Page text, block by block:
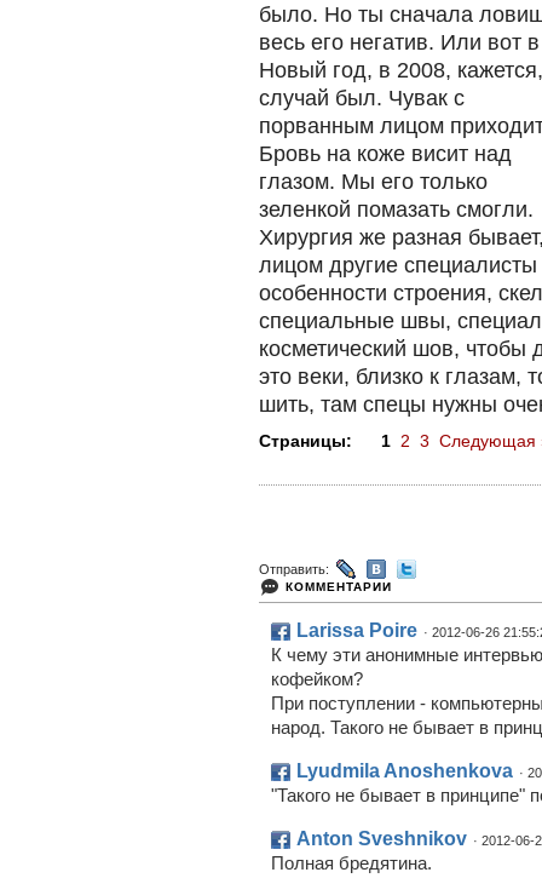
было. Но ты сначала
весь его негатив. Или вот в
Новый год, в 2008,
случай был. Чувак с
порванным лицом
Бровь на коже висит над
глазом. Мы его только
зеленкой помазать смогли.
Хирургия же разная
лицом другие
особенности строения,
специальные швы,
косметический шов,
это веки, близко к глазам,
шить, там спецы нужны
Страницы: 1 2 3 Следующая
Отправить:
КОММЕНТАРИИ
Larissa Poire · 2012-06-26
К чему эти анонимные
кофейком?
При поступлении -
народ. Такого не бывает в
Lyudmila Anoshenkova ·
"Такого не бывает в принципе"
Anton Sveshnikov · 2012-06-
Полная бредятина.